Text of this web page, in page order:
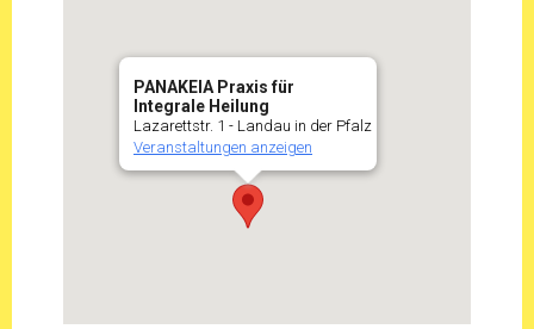
PANAKEIA Praxis für
Integrale Heilung
Lazarettstr. 1 - Landau in der Pfalz
Veranstaltungen anzeigen